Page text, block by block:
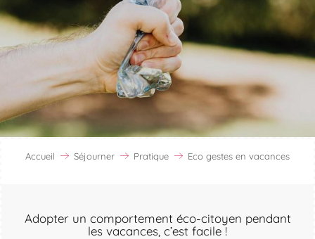
Accueil Séjourner Pratique Eco gestes en vacances
Adopter un comportement éco-citoyen pendant
les vacances, c’est facile !